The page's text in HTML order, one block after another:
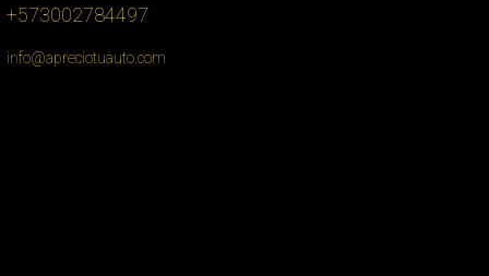
+573002784497
info@apreciotuauto.com